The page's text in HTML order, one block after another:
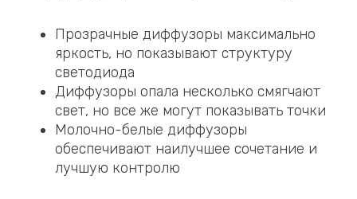
Прозрачные диффузоры максимально
яркость, но показывают структуру
светодиода
Диффузоры опала несколько смягчают
свет, но все же могут показывать точки
Молочно-белые диффузоры
обеспечивают наилучшее сочетание и
лучшую контролю